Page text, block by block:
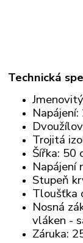
Technická
Trojitá
Šířka: 50
Napájení
Stupeň
Tloušťka
Nosná
vláken -
Záruka: